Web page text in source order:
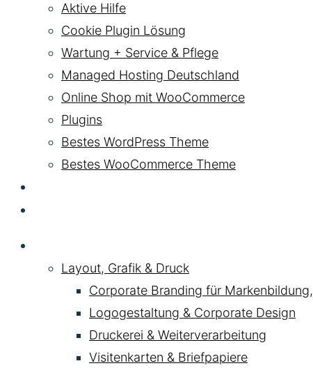
Aktive Hilfe
Cookie Plugin Lösung
Wartung + Service & Pflege
Managed Hosting Deutschland
Online Shop mit WooCommerce
Plugins
Bestes WordPress Theme
Bestes WooCommerce Theme
Layout, Grafik & Druck
Corporate Branding für
Logogestaltung & Corporate Design
Druckerei & Weiterverarbeitung
Visitenkarten & Briefpapiere